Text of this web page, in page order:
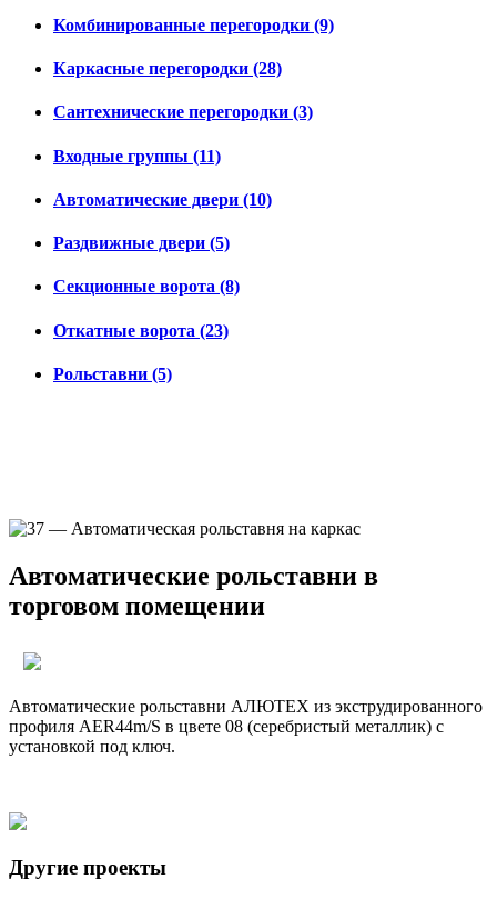
Комбинированные перегородки (9)
Каркасные перегородки (28)
Сантехнические перегородки (3)
Входные группы (11)
Автоматические двери (10)
Раздвижные двери (5)
Секционные ворота (8)
Откатные ворота (23)
Рольставни (5)
Автоматические рольставни в
торговом помещении
Автоматические рольставни АЛЮТЕХ из экструдированного
профиля AER44m/S в цвете 08 (серебристый металлик) с
установкой под ключ.
Другие проекты